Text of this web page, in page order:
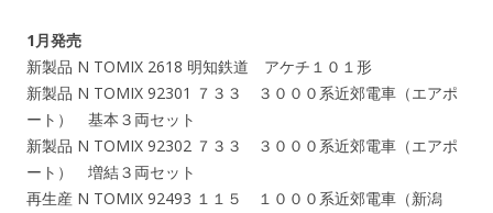
1月発売
新製品 N TOMIX 2618 明知鉄道 アケチ１０１形
新製品 N TOMIX 92301 ７３３ ３０００系近郊電車（エアポ
ート） 基本３両セット
新製品 N TOMIX 92302 ７３３ ３０００系近郊電車（エアポ
ート） 増結３両セット
再生産 N TOMIX 92493 １１５ １０００系近郊電車（新潟